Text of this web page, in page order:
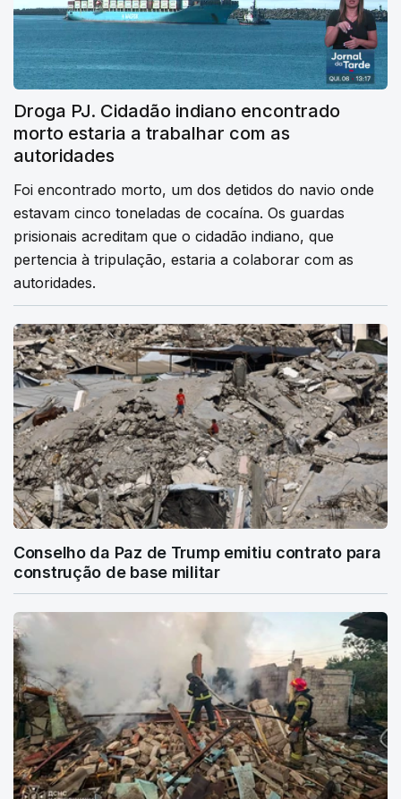
Droga PJ. Cidadão indiano encontrado
morto estaria a trabalhar com as
autoridades
Foi encontrado morto, um dos detidos do navio onde
estavam cinco toneladas de cocaína. Os guardas
prisionais acreditam que o cidadão indiano, que
pertencia à tripulação, estaria a colaborar com as
autoridades.
Conselho da Paz de Trump emitiu contrato para
construção de base militar